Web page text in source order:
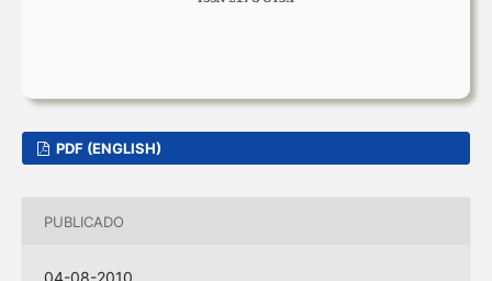
PDF (ENGLISH)
PUBLICADO